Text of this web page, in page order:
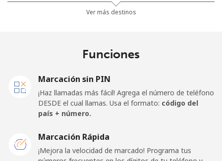
10 min por ⁦$5⁩
Celular
American Samoa
Línea fija ⁦19.5¢⁩
Ver más destinos
Funciones
Marcación sin PIN
¡Haz llamadas más fácil! Agrega el número de teléfono
DESDE el cual llamas. Usa el formato: código del
país + número.
Marcación Rápida
¡Mejora la velocidad de marcado! Programa tus